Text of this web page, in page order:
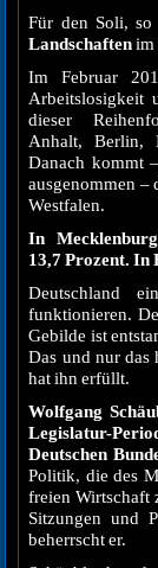
Für den Soli, so
Landschaftenim
Im Februar
Arbeitslosigkeit
dieser
Anhalt, Berlin,
Danach kommt
ausgenommen –
Westfalen.
In
13,7 Prozent. In
Deutschland
funktionieren.
Gebilde ist
Das und nur das
hat ihn erfüllt.
Wolfgang
Legislatur-
Deutschen
Politik, die des
freien Wirtschaft
Sitzungen und
beherrscht er.